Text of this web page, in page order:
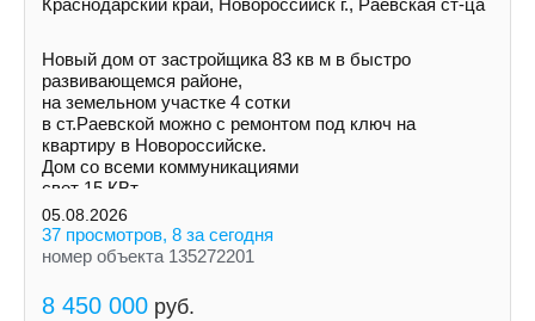
Краснодарский край, Новороссийск г., Раевская ст-ца
Новый дом от застройщика 83 кв м в быстро
развивающемся районе,
на земельном участке 4 сотки
в ст.Раевской можно с ремонтом под ключ на
квартиру в Новороссийске.
Дом со всеми коммуникациями
свет 15 КВт
индивидуальная скважина
септик
05.08.2026
37 просмотров, 8 за сегодня
номер объекта 135272201
8 450 000 руб.